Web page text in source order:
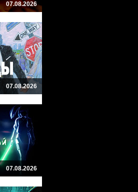
07.08.2026
07.08.2026
07.08.2026